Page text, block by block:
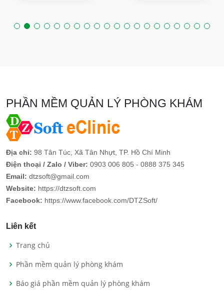
PHẦN MỀM QUẢN LÝ PHÒNG KHÁM
Địa chỉ: 98 Tân Túc, Xã Tân Nhựt, TP. Hồ Chí Minh
Điện thoại / Zalo / Viber: 0903 006 805 - 0888 375 345
Email: dtzsoft@gmail.com
Website: https://dtzsoft.com
Facebook: https://www.facebook.com/DTZSoft/
Liên kết
Trang chủ
Phần mềm quản lý phòng khám
Báo giá phần mềm quản lý phòng khám